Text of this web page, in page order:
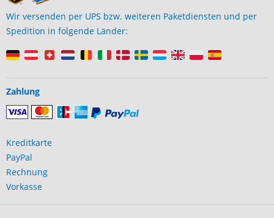
Wir versenden per UPS bzw. weiteren Paketdiensten und per
Spedition in folgende Länder:
Zahlung
Kreditkarte
PayPal
Rechnung
Vorkasse